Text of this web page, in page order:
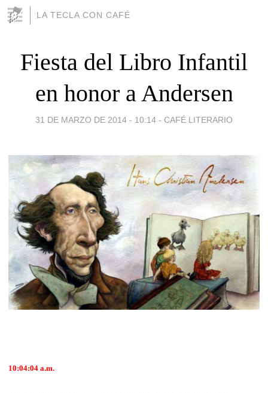
LA TECLA CON CAFÉ
Fiesta del Libro Infantil
en honor a Andersen
31 DE MARZO DE 2014 - 10:14 - CAFÉ LITERARIO
10:04:04 a.m.